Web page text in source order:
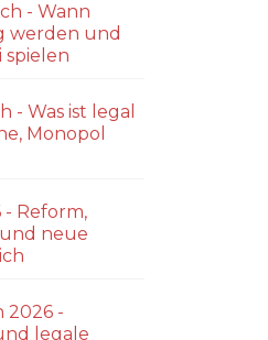
- Wann
werden und
- Was ist legal
Monopol
Reform,
neue
2026 -
legale